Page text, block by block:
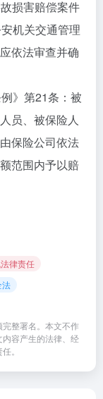
损害赔偿案件
机关交通管理
依法审查并确
》第21条：被
员、被保险人
保险公司依法
范围内予以赔
律责任
法
整署名。本文不作
容产生的法律、经
。